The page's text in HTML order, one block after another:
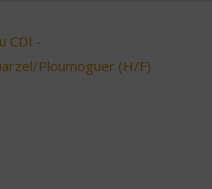
CDI -
Ploumoguer (H/F)